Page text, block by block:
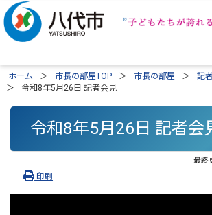
ホーム 市長の部屋TOP 市長の部屋
記
令和8年5月26日 記者会見
令和8年5月26日 記者会
最終
印刷